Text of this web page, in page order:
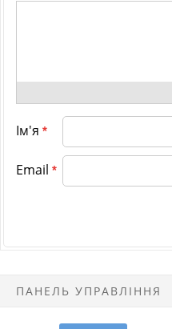
Ім'я *
Email *
ПАНЕЛЬ УПРАВЛІННЯ